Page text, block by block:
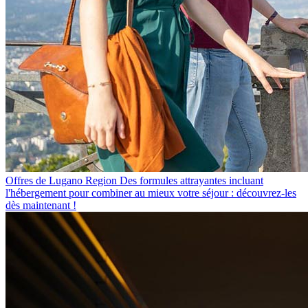
Offres de Lugano Region Des formules attrayantes incluant
l'hébergement pour combiner au mieux votre séjour : découvrez-les
dès maintenant !